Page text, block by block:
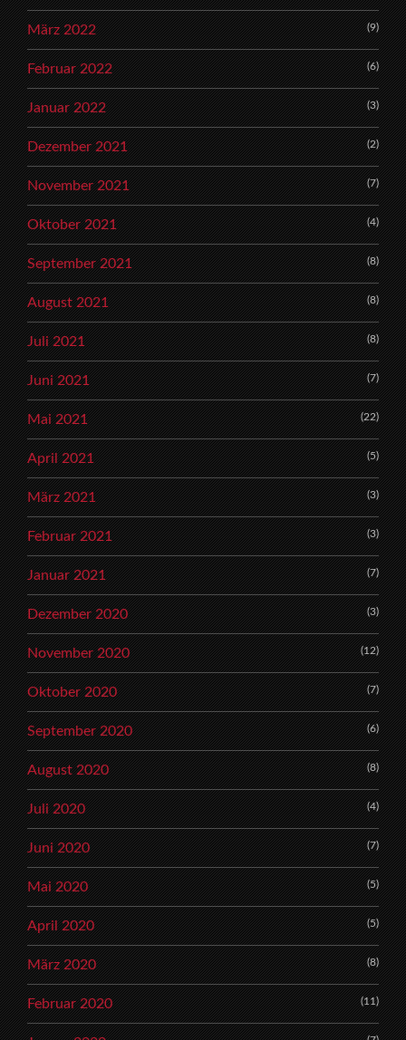
März 2022 (9)
Februar 2022 (6)
Januar 2022 (3)
Dezember 2021 (2)
November 2021 (7)
Oktober 2021 (4)
September 2021 (8)
August 2021 (8)
Juli 2021 (8)
Juni 2021 (7)
Mai 2021 (22)
April 2021 (5)
März 2021 (3)
Februar 2021 (3)
Januar 2021 (7)
Dezember 2020 (3)
November 2020 (12)
Oktober 2020 (7)
September 2020 (6)
August 2020 (8)
Juli 2020 (4)
Juni 2020 (7)
Mai 2020 (5)
April 2020 (5)
März 2020 (8)
Februar 2020 (11)